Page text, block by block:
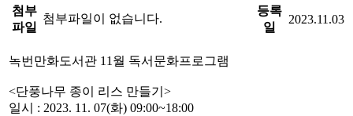
첨부
파일
첨부파일이 없습니다.
등록
일
2023.11.03
녹번만화도서관 11월 독서문화프로그램
<단풍나무 종이 리스 만들기>
일시 : 2023. 11. 07(화) 09:00~18:00